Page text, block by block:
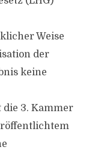
Weise
der
keine
die 3. Kammer